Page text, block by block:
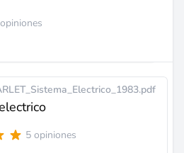
5 opiniones